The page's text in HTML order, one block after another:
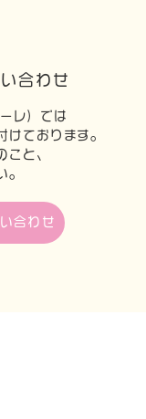
合わせ
レ）では
けております。
こと、
。
合わせ